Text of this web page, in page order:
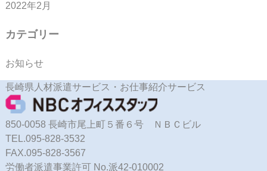
2022年2月
カテゴリー
お知らせ
長崎県人材派遣サービス・お仕事紹介サービス
850-0058 長崎市尾上町５番６号 ＮＢＣビル
TEL.095-828-3532
FAX.095-828-3567
労働者派遣事業許可 No.派42-010002